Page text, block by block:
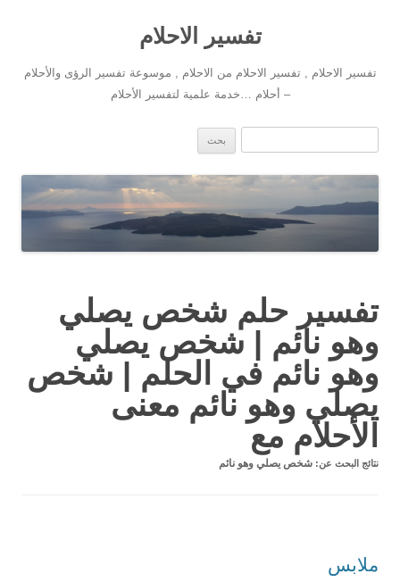
تفسير الاحلام
تفسير الاحلام , تفسير الاحلام من الاحلام , موسوعة تفسير الرؤى والأحلام
– أحلام …خدمة علمية لتفسير الأحلام
انتقل إلى المحتوى
تفسير حلم شخص يصلي
وهو نائم | شخص يصلي
وهو نائم في الحلم | شخص
يصلي وهو نائم معنى
الأحلام مع
نتائج البحث عن: شخص يصلي وهو نائم
ملابس